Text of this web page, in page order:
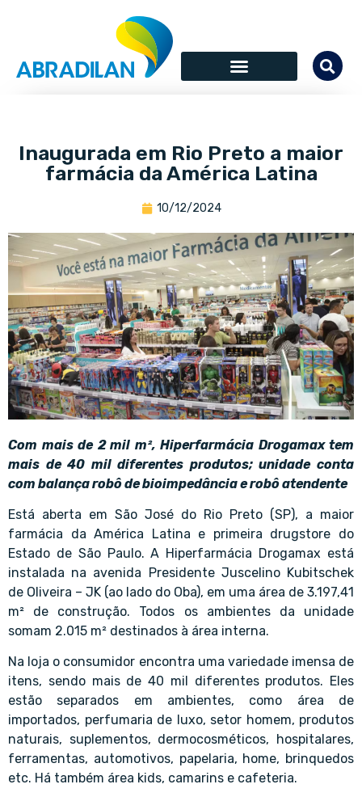
Inaugurada em Rio Preto a maior
farmácia da América Latina
10/12/2024
Com mais de 2 mil m², Hiperfarmácia Drogamax tem
mais de 40 mil diferentes produtos; unidade conta
com balança robô de bioimpedância e robô atendente
Está aberta em São José do Rio Preto (SP), a maior
farmácia da América Latina e primeira drugstore do
Estado de São Paulo. A Hiperfarmácia Drogamax está
instalada na avenida Presidente Juscelino Kubitschek
de Oliveira – JK (ao lado do Oba), em uma área de 3.197,41
m² de construção. Todos os ambientes da unidade
somam 2.015 m² destinados à área interna.
Na loja o consumidor encontra uma variedade imensa de
itens, sendo mais de 40 mil diferentes produtos. Eles
estão separados em ambientes, como área de
importados, perfumaria de luxo, setor homem, produtos
naturais, suplementos, dermocosméticos, hospitalares,
ferramentas, automotivos, papelaria, home, brinquedos
etc. Há também área kids, camarins e cafeteria.